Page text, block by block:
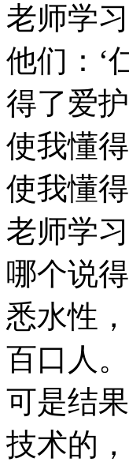
老师学
他们：‘
得了爱
使我懂
使我懂
老师学
哪个说
悉水性
百口人
可是结
技术的